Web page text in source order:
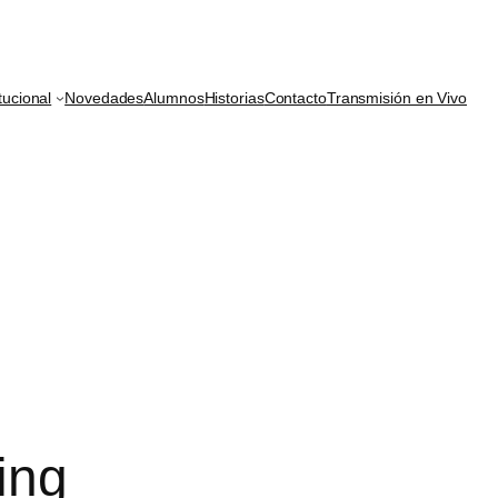
NovedadesAlumnosHistoriasContactoTransmisión en Vivo